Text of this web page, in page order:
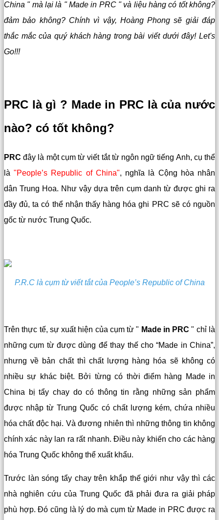
China " mà lại là " Made in PRC " và liệu hàng có tốt không?
đảm bảo không? Chính vì vậy, Hoàng Phong sẽ giải đáp
thắc mắc của quý khách hàng trong bài viết dưới đây! Let's
Go!!!
PRC là gì ? Made in PRC là của nước
nào? có tốt không?
PRC đây là một cụm từ viết tắt từ ngôn ngữ tiếng Anh, cụ thể
là"People’s Republic of China", nghĩa là Cộng hòa nhân
dân Trung Hoa. Như vậy dựa trên cụm danh từ được ghi ra
đầy đủ, ta có thể nhận thấy hàng hóa ghi PRC sẽ có nguồn
gốc từ nước Trung Quốc.
P.R.C là cụm từ viết tắt của People’s Republic of China
Trên thực tế, sự xuất hiện của cụm từ " Made in PRC" chỉ là
những cụm từ được dùng để thay thế cho “Made in China”,
nhưng về bản chất thì chất lượng hàng hóa sẽ không có
nhiều sự khác biệt. Bởi từng có thời điểm hàng Made in
China bị tẩy chay do có thông tin rằng những sản phẩm
được nhập từ Trung Quốc có chất lượng kém, chứa nhiều
hóa chất độc hại. Và đương nhiên thì những thông tin không
chính xác này lan ra rất nhanh. Điều này khiến cho các hàng
hóa Trung Quốc không thể xuất khẩu.
Trước làn sóng tẩy chay trên khắp thế giới như vậy thì các
nhà nghiên cứu của Trung Quốc đã phải đưa ra giải pháp
phù hợp. Đó cũng là lý do mà cụm từ Made in PRC được ra